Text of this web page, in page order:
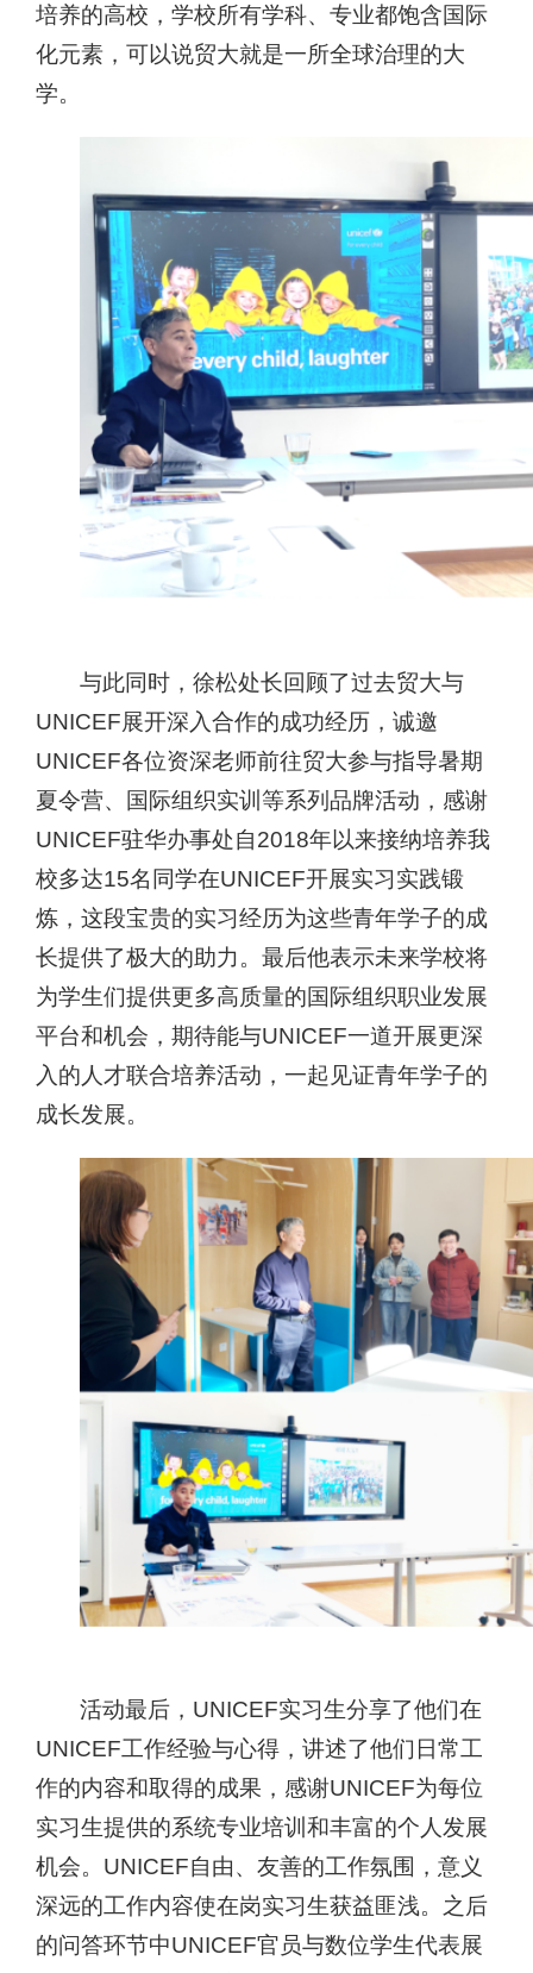
培养的高校 ， 学校所有学科、专业都饱含国际
化元素，可以说贸大就是一所全球治理的大
学。
与此同时，徐松处长回顾了过去贸大与
UNICEF展开深入合作的成功经历，诚邀
UNICEF各位资深老师前往贸大参与指导暑期
夏令营、国际组织实训等系列品牌活动， 感谢
UNICEF驻华办事处自2018年以来接纳培养我
校多达15名同学在UNICEF开展实习实践锻
炼，这段宝贵的实习经历为这些青年学子的成
长提供了极大的助力。最后他表示未来学校将
为学生们提供更多高质量的国际组织职业发展
平台和机会，期待能与UNICEF一道开展更深
入的人才联合培养活动，一起见证青年学子的
成长发展。
活动最后， UNICEF实习生分享了他们在
UNICEF工作经验与心得，讲述了他们日常工
作的内容和取得的成果，感谢UNICEF为每位
实习生提供的系统专业培训和丰富的个人发展
机会。 UNICEF自由、友善的工作氛围，意义
深远的工作内容使在岗实习生获益匪浅。 之后
的问答环节中UNICEF官员与数位学生代表展